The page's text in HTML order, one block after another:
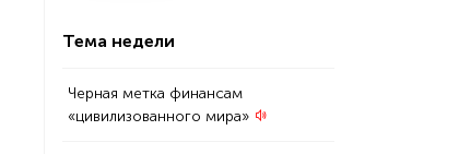
Тема недели
Черная метка финансам
«цивилизованного мира»